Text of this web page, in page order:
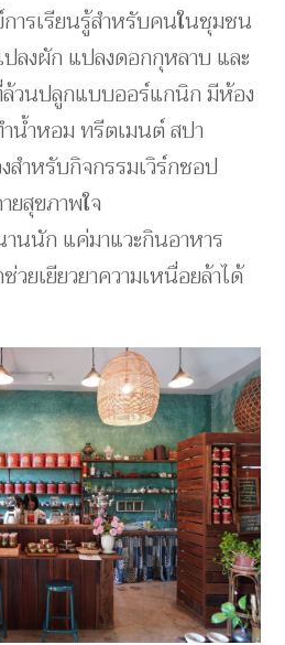
รเรียนรู้สำหรับคนในชุมชน
ลงผัก แปลงดอกกุหลาบ และ
ล้วนปลูกแบบออร์แกนิก มีห้อง
น้ำหอม ทรีตเมนต์ สปา
สำหรับกิจกรรมเวิร์กชอป
ยสุขภาพใจ
นนัก แค่มาแวะกินอาหาร
ยเยียวยาความเหนื่อยล้าได้